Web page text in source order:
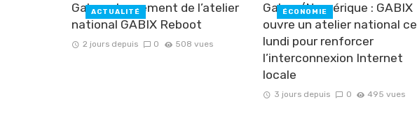
Gabon : lancement de l’atelier
national GABIX Reboot
2 jours depuis 0 508 vues
ACTUALITÉ
Gabon/Numérique : GABIX
ouvre un atelier national ce
lundi pour renforcer
l’interconnexion Internet
locale
3 jours depuis 0 495 vues
ÉCONOMIE